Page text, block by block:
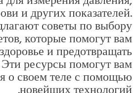
сахара в
Сайты
поддерживать
заболевания.
заботиться